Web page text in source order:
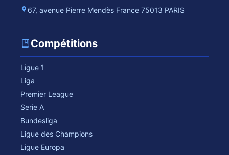
67, avenue Pierre Mendès France 75013 PARIS
Compétitions
Ligue 1
Liga
Premier League
Serie A
Bundesliga
Ligue des Champions
Ligue Europa